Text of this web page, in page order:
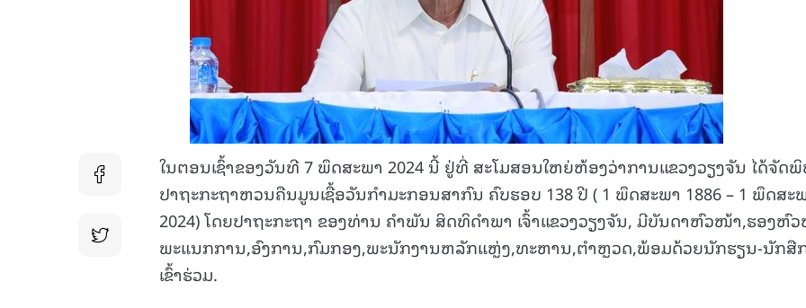
ໃນຕອນເຊົ້າຂອງວັນທີ 7 ພຶດສະພາ 2024 ນີ້ ຢູ່ທີ່ ສະໂມສອນໃຫຍ່ຫ້ອງວ່າການແຂວງວຽງຈັນ ໄດ້ຈັດ
ປາຖະກະຖາຫວນຄືນມູນເຊື້ອວັນກໍາມະກອນສາກົນ ຄົບຮອບ 138 ປີ ( 1 ພຶດສະພາ 1886 – 1 ພຶດສະ
2024) ໂດຍປາຖະກະຖາ ຂອງທ່ານ ຄຳພັນ ສິດທິດຳພາ ເຈົ້າແຂວງວຽງຈັນ, ມີບັນດາຫົວໜ້າ,ຮອງຫົ
ພະແນກການ,ອົງການ,ກົມກອງ,ພະນັກງານຫລັກແຫ່ຼງ,ທະຫານ,ຕຳຫຼວດ,ພ້ອມດ້ວຍນັກຮຽນ-ນັກສື
ເຂົ້າຮ່ວມ.